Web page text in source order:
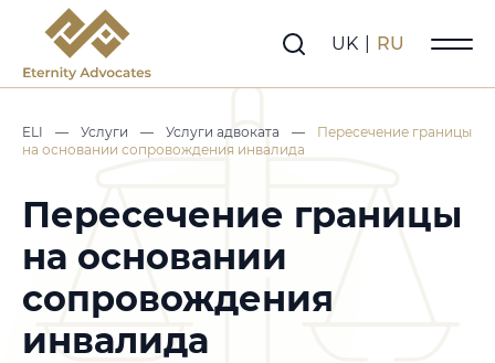
UK RU
ELI — Услуги — Услуги адвоката —
Пересечение границы
на основании сопровождения инвалида
Пересечение границы
на основании
сопровождения
инвалида